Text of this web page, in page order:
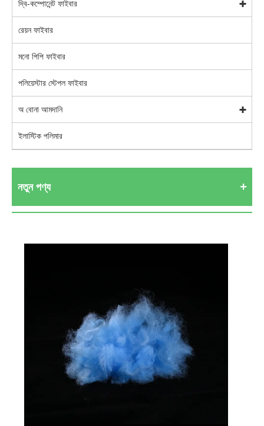
দ্বি-কম্পোনেন্ট ফাইবার
রেয়ন ফাইবার
মনো পিপি ফাইবার
পলিয়েস্টার স্টেপল ফাইবার
অ বোনা আমদানি
ইলাস্টিক পলিমার
নতুন পণ্য